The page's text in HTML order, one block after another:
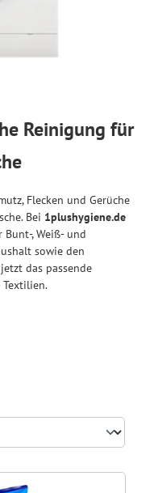
Reinigung für
Flecken und Gerüche
Bei 1plushygiene.de
, Weiß- und
sowie den
das passende